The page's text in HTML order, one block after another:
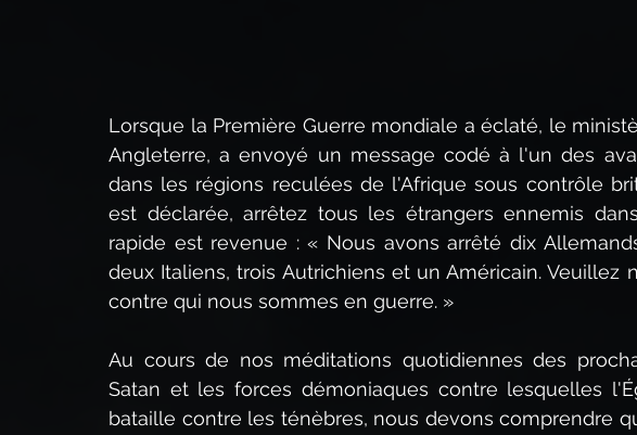
Lorsque la Première Guerre mondiale a éclaté, le
Angleterre, a envoyé un message codé à l'un des
dans les régions reculées de l'Afrique sous contrôle
est déclarée, arrêtez tous les étrangers ennemis
rapide est revenue : « Nous avons arrêté dix
deux Italiens, trois Autrichiens et un Américain.
contre qui nous sommes en guerre. »
Au cours de nos méditations quotidiennes des
Satan et les forces démoniaques contre lesquelles
bataille contre les ténèbres, nous devons comprendre